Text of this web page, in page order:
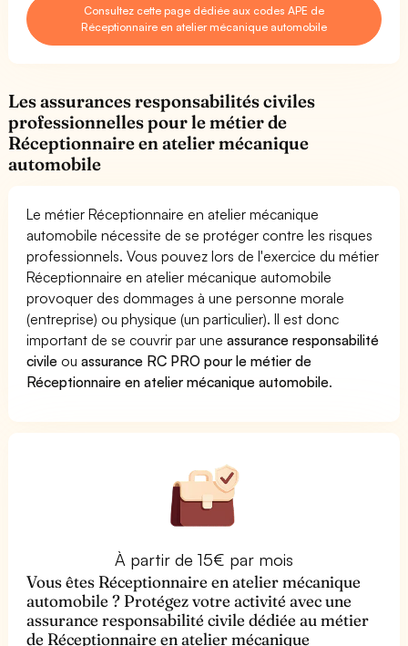
Consultez cette page dédiée aux codes APE de
Réceptionnaire en atelier mécanique automobile
Les assurances responsabilités civiles
professionnelles pour le métier de
Réceptionnaire en atelier mécanique
automobile
Le métier Réceptionnaire en atelier mécanique
automobile nécessite de se protéger contre les risques
professionnels. Vous pouvez lors de l'exercice du métier
Réceptionnaire en atelier mécanique automobile
provoquer des dommages à une personne morale
(entreprise) ou physique (un particulier). Il est donc
important de se couvrir par uneassurance responsabilité
civile ouassurance RC PRO pour le métier de
Réceptionnaire en atelier mécanique automobile.
À partir de 15€ par mois
Vous êtes Réceptionnaire en atelier mécanique
automobile ? Protégez votre activité avec une
assurance responsabilité civile dédiée au métier
de Réceptionnaire en atelier mécanique